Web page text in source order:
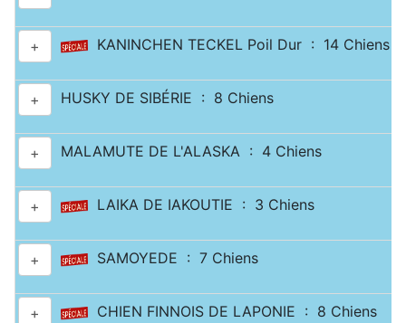
+ KANINCHEN TECKEL Poil Dur : 14 Chiens
+ HUSKY DE SIBÉRIE : 8 Chiens
+ MALAMUTE DE L'ALASKA : 4 Chiens
+ LAIKA DE IAKOUTIE : 3 Chiens
+ SAMOYEDE : 7 Chiens
+ CHIEN FINNOIS DE LAPONIE : 8 Chiens